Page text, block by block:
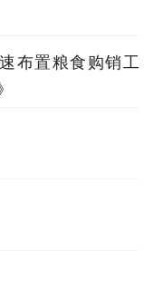
布置粮食购销工